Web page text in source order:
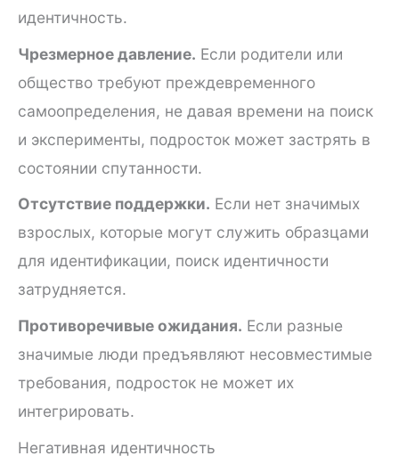
идентичность.
Чрезмерное давление. Если родители или
общество требуют преждевременного
самоопределения, не давая времени на поиск
и эксперименты, подросток может застрять в
состоянии спутанности.
Отсутствие поддержки. Если нет значимых
взрослых, которые могут служить образцами
для идентификации, поиск идентичности
затрудняется.
Противоречивые ожидания. Если разные
значимые люди предъявляют несовместимые
требования, подросток не может их
интегрировать.
Негативная идентичность